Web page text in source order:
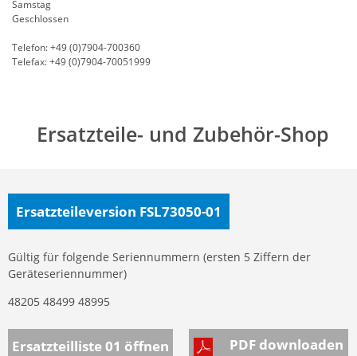
Samstag
Geschlossen
Telefon: +49 (0)7904-700360
Telefax: +49 (0)7904-70051999
Ersatzteile- und Zubehör-Shop
Ersatzteileversion FSL73050-01
Gültig für folgende Seriennummern (ersten 5 Ziffern der
Geräteseriennummer)
48205 48499 48995
Ersatzteilliste 01 öffnen PDF downloaden